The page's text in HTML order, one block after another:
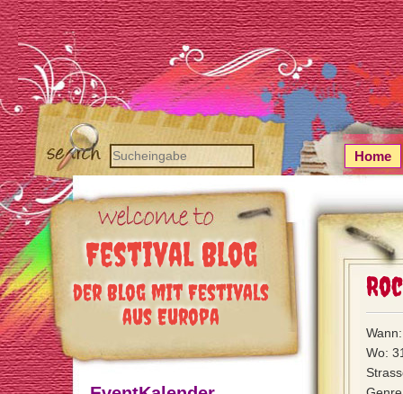
Festival Blog
der Blog mit Festivals
aus Europa
Home
Wo: